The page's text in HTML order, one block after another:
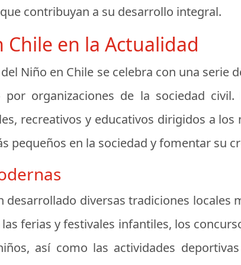
contribuyan a su desarrollo integral.
Chile en la Actualidad
Niño en Chile se celebra con una
organizaciones de la sociedad
recreativos y educativos dirigidos a
pequeños en la sociedad y fomentar su
desarrollado diversas tradiciones locales
ferias y festivales infantiles, los
así como las actividades